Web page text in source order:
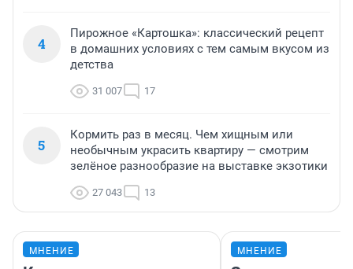
4
Пирожное «Картошка»: классический рецепт
в домашних условиях с тем самым вкусом из
детства
31 007 17
5
Кормить раз в месяц. Чем хищным или
необычным украсить квартиру — смотрим
зелёное разнообразие на выставке экзотики
27 043 13
МНЕНИЕ МНЕНИЕ